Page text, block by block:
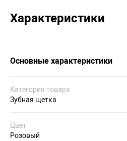
Характеристики
Основные характеристики
Категория товара
Зубная щетка
Цвет
Розовый